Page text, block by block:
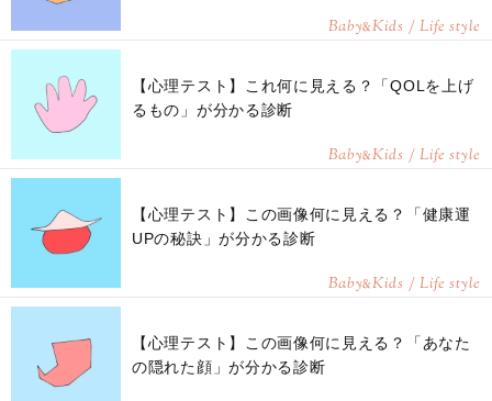
Baby&Kids / Life style
【心理テスト】これ何に見える？「QOLを上げ
るもの」が分かる診断
Baby&Kids / Life style
【心理テスト】この画像何に見える？「健康運
UPの秘訣」が分かる診断
Baby&Kids / Life style
【心理テスト】この画像何に見える？「あなた
の隠れた顔」が分かる診断